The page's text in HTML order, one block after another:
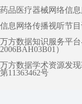
药品医疗器械网络信
信息网络传播视听节
万方数据知识服务平
2006BAH03B01）
万方数据学术资源发
第11363462号